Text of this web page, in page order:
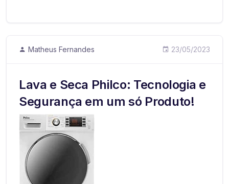
Matheus Fernandes 23/05/2023
Lava e Seca Philco: Tecnologia e
Segurança em um só Produto!